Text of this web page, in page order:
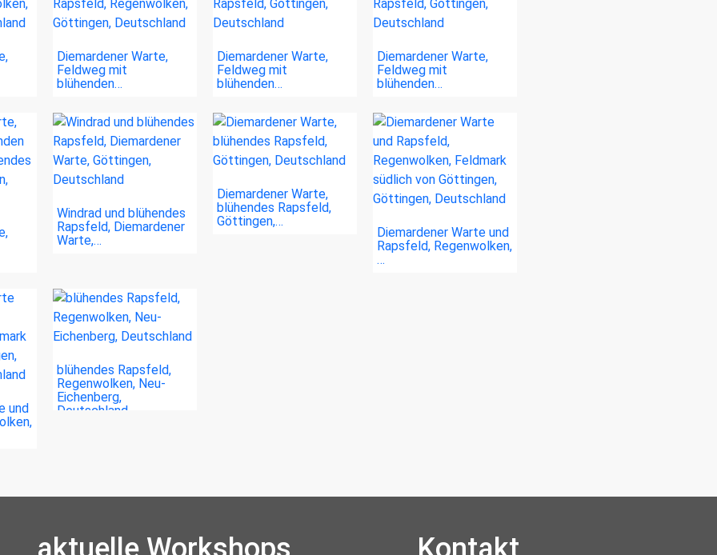
Diemardener Warte,
Feldweg mit
blühenden…
Diemardener Warte,
Feldweg mit
blühenden…
Diemardener Warte,
Feldweg mit
blühenden…
Windrad und blühendes
Rapsfeld, Diemardener
Warte,…
Diemardener Warte,
blühendes Rapsfeld,
Göttingen,…
Diemardener Warte und
Rapsfeld, Regenwolken,
…
und
blühendes Rapsfeld,
Regenwolken, Neu-
Eichenberg,
Deutschland